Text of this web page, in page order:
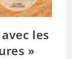
les
»